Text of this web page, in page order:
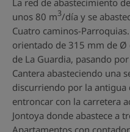
unos 80 m3/día y se
Cuatro caminos-
orientado de 315 mm de Ø
de La Guardia, pasando
Cantera abasteciendo una
discurriendo por la antigua
entroncar con la carretera
Jontoya donde abastece a
Apartamentos con